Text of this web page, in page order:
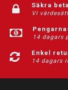
Säkra
Vi
14 dagars
Enkel
14 dagars